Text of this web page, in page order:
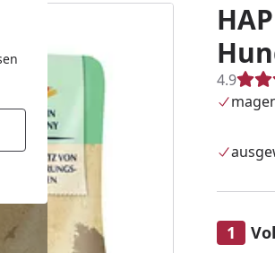
4.9